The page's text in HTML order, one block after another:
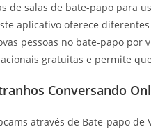
de salas de bate-papo para
aplicativo oferece
pessoas no bate-papo
gratuitas e permite
Conversando
através de Bate-papo